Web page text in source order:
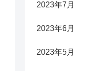
2023年7月
2023年6月
2023年5月